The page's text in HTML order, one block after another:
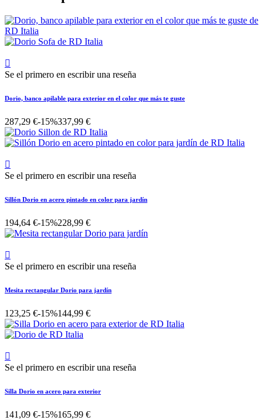

Se el primero en escribir una reseña
Dorio, banco apilable para exterior en el color que más te guste
287,29 €-15%337,99 €

Se el primero en escribir una reseña
Sillón Dorio en acero pintado en color para jardín
194,64 €-15%228,99 €

Se el primero en escribir una reseña
Mesita rectangular Dorio para jardín
123,25 €-15%144,99 €

Se el primero en escribir una reseña
Silla Dorio en acero para exterior
141,09 €-15%165,99 €